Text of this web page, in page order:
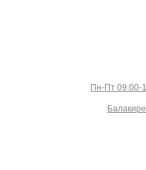
Пн-Пт 09:00-